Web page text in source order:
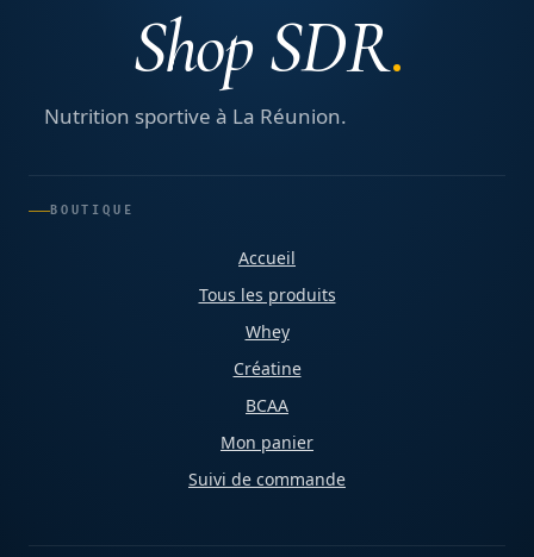
Shop SDR
Nutrition sportive à La Réunion.
BOUTIQUE
Accueil
Tous les produits
Whey
Créatine
BCAA
Mon panier
Suivi de commande